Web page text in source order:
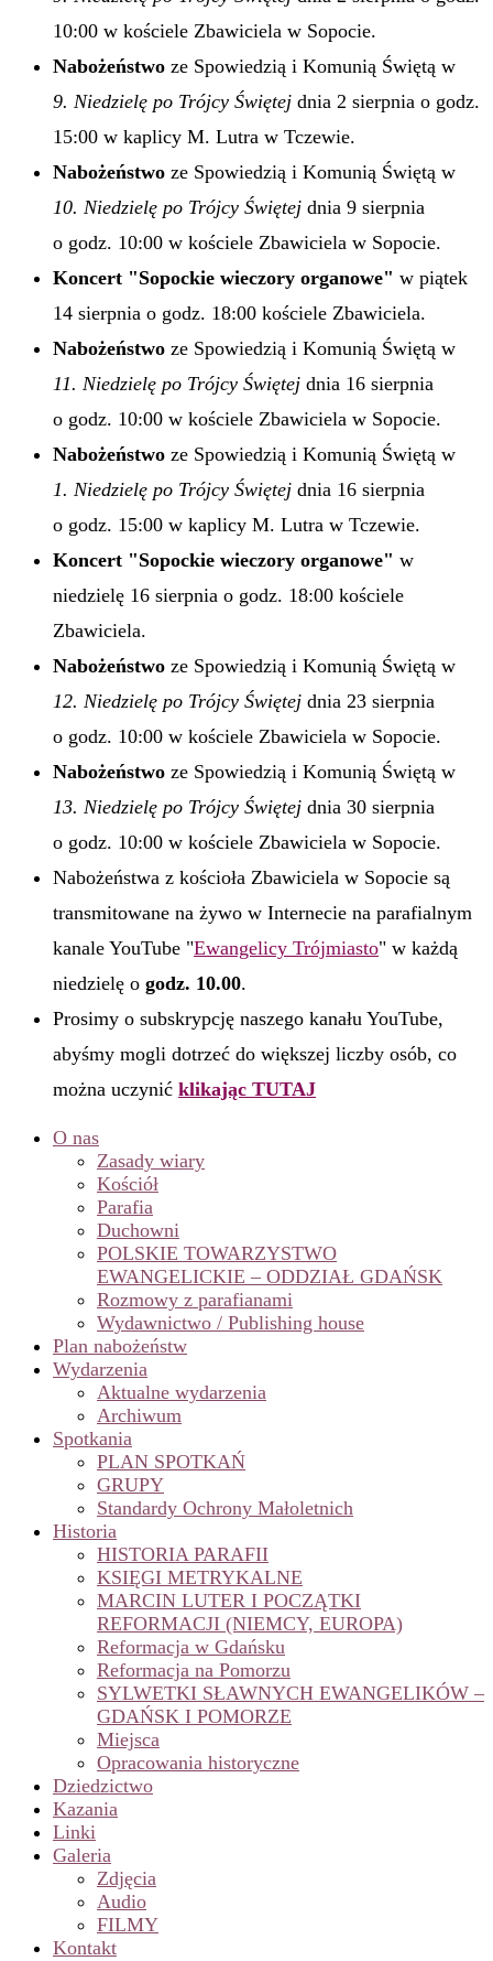
10:00 w kościele Zbawiciela w Sopocie.
Nabożeństwo ze Spowiedzią i Komunią Świętą w
9. Niedzielę po Trójcy Świętej dnia 2 sierpnia o godz.
15:00 w kaplicy M. Lutra w Tczewie.
Nabożeństwo ze Spowiedzią i Komunią Świętą w
10. Niedzielę po Trójcy Świętej dnia 9 sierpnia
o godz. 10:00 w kościele Zbawiciela w Sopocie.
Koncert "Sopockie wieczory organowe" w piątek
14 sierpnia o godz. 18:00 kościele Zbawiciela.
Nabożeństwo ze Spowiedzią i Komunią Świętą w
11. Niedzielę po Trójcy Świętej dnia 16 sierpnia
o godz. 10:00 w kościele Zbawiciela w Sopocie.
Nabożeństwo ze Spowiedzią i Komunią Świętą w
1. Niedzielę po Trójcy Świętej dnia 16 sierpnia
o godz. 15:00 w kaplicy M. Lutra w Tczewie.
Koncert "Sopockie wieczory organowe" w
niedzielę 16 sierpnia o godz. 18:00 kościele
Zbawiciela.
Nabożeństwo ze Spowiedzią i Komunią Świętą w
12. Niedzielę po Trójcy Świętej dnia 23 sierpnia
o godz. 10:00 w kościele Zbawiciela w Sopocie.
Nabożeństwo ze Spowiedzią i Komunią Świętą w
13. Niedzielę po Trójcy Świętej dnia 30 sierpnia
o godz. 10:00 w kościele Zbawiciela w Sopocie.
Nabożeństwa z kościoła Zbawiciela w Sopocie są
transmitowane na żywo w Internecie na parafialnym
kanale YouTube "Ewangelicy Trójmiasto" w każdą
niedzielę o godz. 10.00.
Prosimy o subskrypcję naszego kanału YouTube,
abyśmy mogli dotrzeć do większej liczby osób, co
można uczynić klikając TUTAJ
O nas
Zasady wiary
Kościół
Parafia
Duchowni
POLSKIE TOWARZYSTWO
EWANGELICKIE – ODDZIAŁ GDAŃSK
Rozmowy z parafianami
Wydawnictwo / Publishing house
Plan nabożeństw
Wydarzenia
Aktualne wydarzenia
Archiwum
Spotkania
PLAN SPOTKAŃ
GRUPY
Standardy Ochrony Małoletnich
Historia
HISTORIA PARAFII
KSIĘGI METRYKALNE
MARCIN LUTER I POCZĄTKI
REFORMACJI (NIEMCY, EUROPA)
Reformacja w Gdańsku
Reformacja na Pomorzu
SYLWETKI SŁAWNYCH EWANGELIKÓW –
GDAŃSK I POMORZE
Miejsca
Opracowania historyczne
Dziedzictwo
Kazania
Linki
Galeria
Zdjęcia
Audio
FILMY
Kontakt